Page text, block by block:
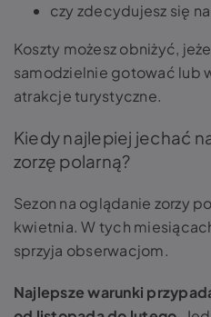
czy zdecydujesz się
Koszty możesz obniżyć,
samodzielnie gotować lub
atrakcje turystyczne.
Kiedy najlepiej jechać
zorzę polarną?
Sezon na oglądanie zorzy
kwietnia. W tych
sprzyja obserwacjom.
Najlepsze warunki